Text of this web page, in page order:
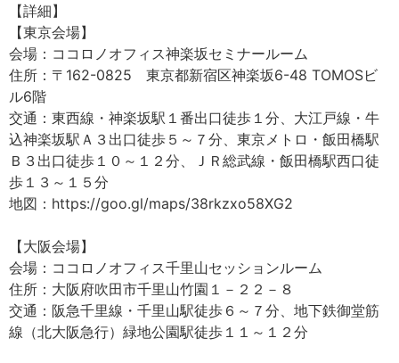
【詳細】
【東京会場】
会場：ココロノオフィス神楽坂セミナールーム
住所：〒162-0825 東京都新宿区神楽坂6-48 TOMOSビ
ル6階
交通：東西線・神楽坂駅１番出口徒歩１分、大江戸線・牛
込神楽坂駅Ａ３出口徒歩５～７分、東京メトロ・飯田橋駅
Ｂ３出口徒歩１０～１２分、ＪＲ総武線・飯田橋駅西口徒
歩１３～１５分
地図：https://goo.gl/maps/38rkzxo58XG2
【大阪会場】
会場：ココロノオフィス千里山セッションルーム
住所：大阪府吹田市千里山竹園１－２２－８
交通：阪急千里線・千里山駅徒歩６～７分、地下鉄御堂筋
線（北大阪急行）緑地公園駅徒歩１１～１２分